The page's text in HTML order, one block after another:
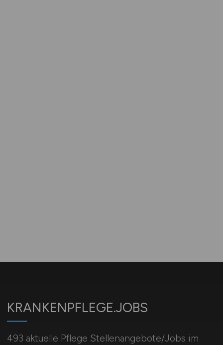
KRANKENPFLEGE.JOBS
493 aktuelle Pflege Stellenangebote/Jobs im